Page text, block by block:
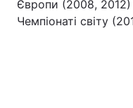
Європи (2008, 2012)
Чемпіонаті світу